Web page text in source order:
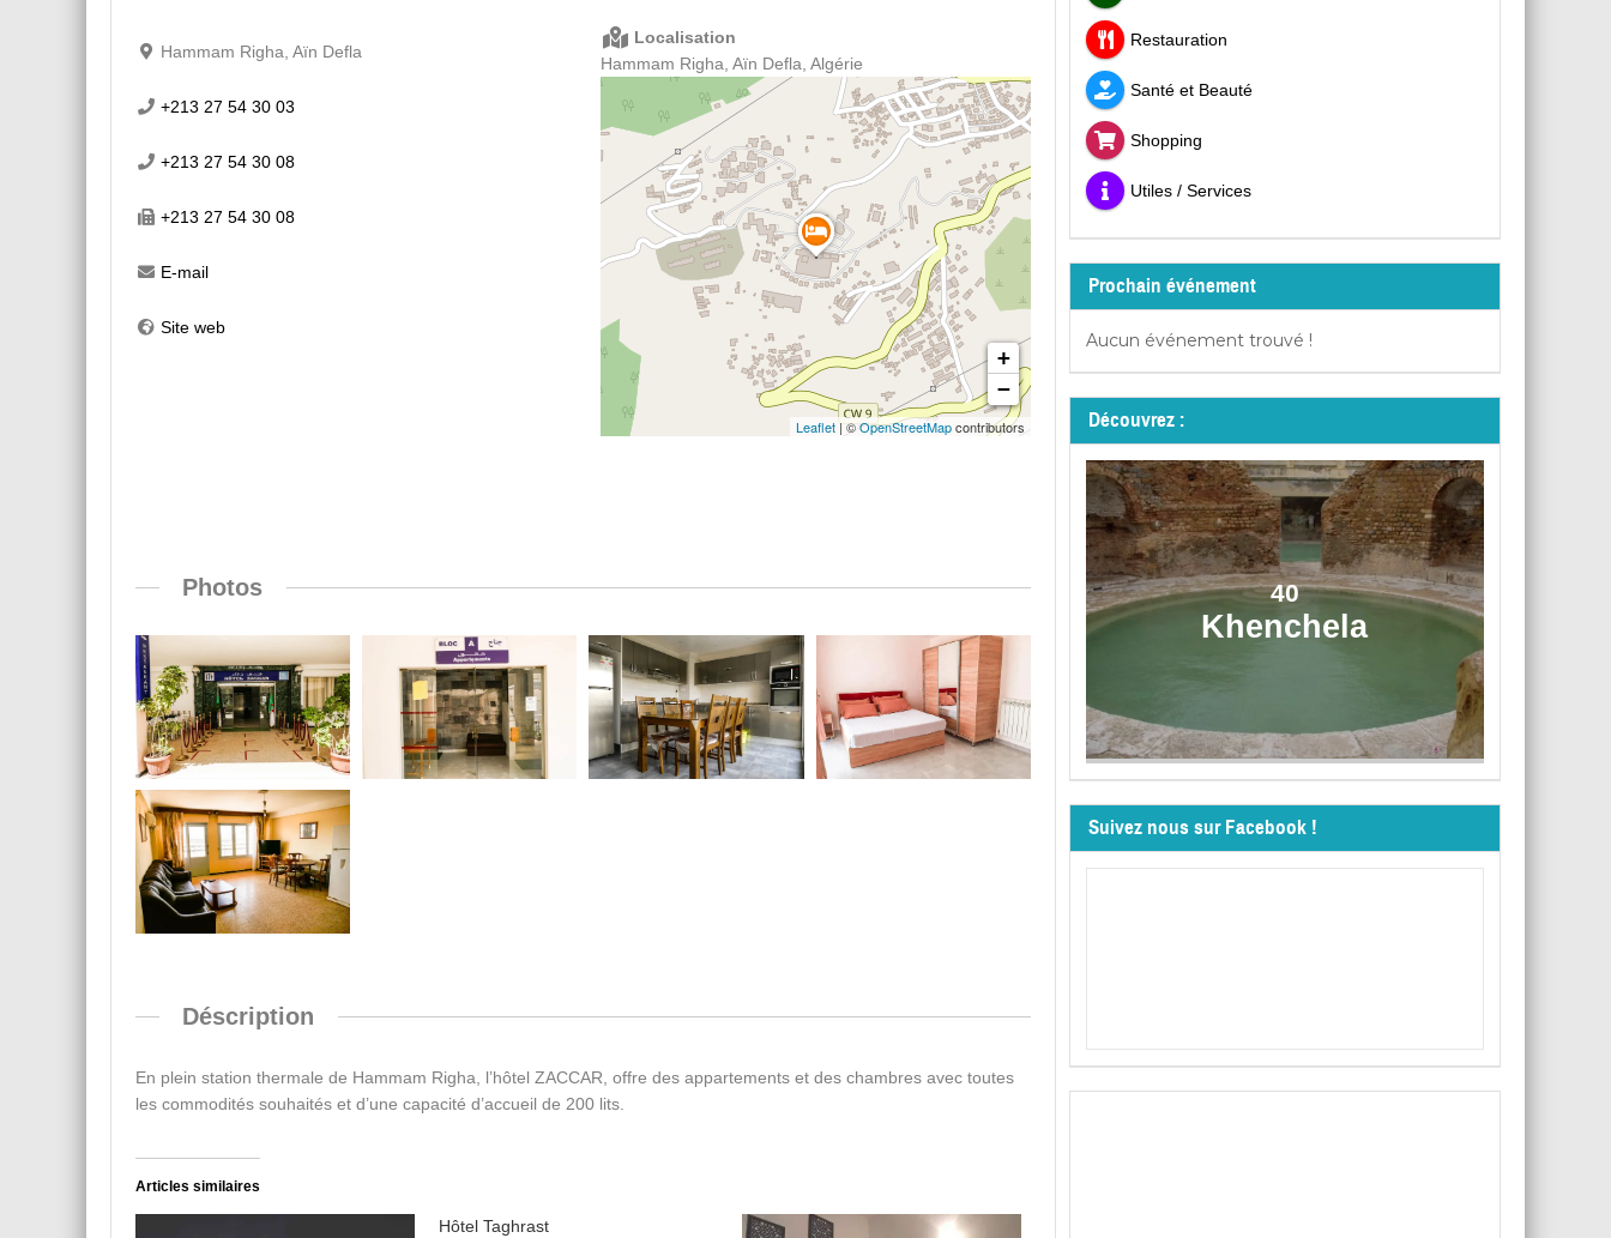
Hammam Righa, Aïn Defla
+213 27 54 30 03
+213 27 54 30 08
+213 27 54 30 08
E-mail
Site web
Localisation
Hammam Righa, Aïn Defla, Algérie
+
−
Leaflet| ©OpenStreetMapcontributors
Photos
Déscription
En plein station thermale de Hammam Righa, l’hôtel ZACCAR, offre des appartements et des chambres avec toutes
les commodités souhaités et d’une capacité d’accueil de 200 lits.
Articles similaires
Hôtel Taghrast
Restauration
Santé et Beauté
Shopping
Utiles / Services
Prochain événement
Aucun événement trouvé !
Découvrez :
40
Khenchela
Suivez nous sur Facebook !